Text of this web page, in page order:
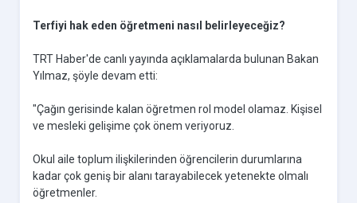
Terfiyi hak eden öğretmeni nasıl belirleyeceğiz?
TRT Haber'de canlı yayında açıklamalarda bulunan Bakan
Yılmaz, şöyle devam etti:
"Çağın gerisinde kalan öğretmen rol model olamaz. Kişisel
ve mesleki gelişime çok önem veriyoruz.
Okul aile toplum ilişkilerinden öğrencilerin durumlarına
kadar çok geniş bir alanı tarayabilecek yetenekte olmalı
öğretmenler.